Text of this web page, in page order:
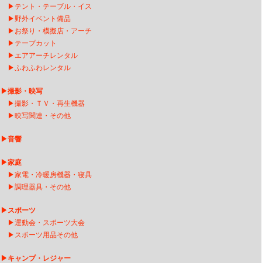
▶ テント・テーブル・イス
▶野外イベント備品
▶ お祭り・模擬店・アーチ
▶ テープカット
▶ エアアーチレンタ ル
▶ふわふわレンタル
▶撮影・映写
▶撮影・ＴＶ・再生機器
▶映写関連・その他
▶音響
▶家庭
▶家電・冷暖房機器・寝具
▶調理器具・その他
▶スポーツ
▶運動会・スポーツ大会
▶ スポーツ用品その他
▶キャンプ・レジャー